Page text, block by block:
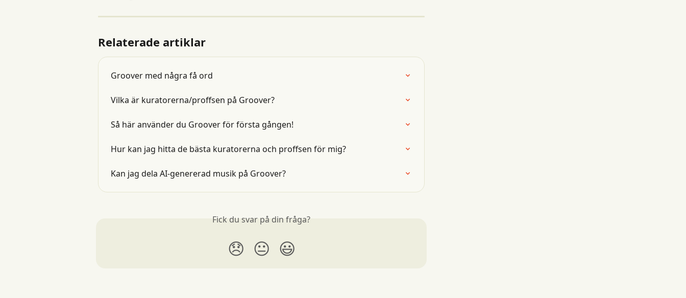
Relaterade artiklar
Groover med några få ord
Vilka är kuratorerna/proffsen på Groover?
Så här använder du Groover för första gången!
Hur kan jag hitta de bästa kuratorerna och proffsen för mig?
Kan jag dela AI-genererad musik på Groover?
Fick du svar på din fråga?
😞 😐 😃